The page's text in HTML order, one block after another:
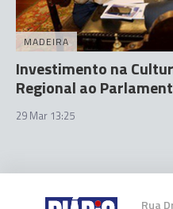
MADEIRA
Investimento na
Regional ao
29 Mar 13:25
Rua